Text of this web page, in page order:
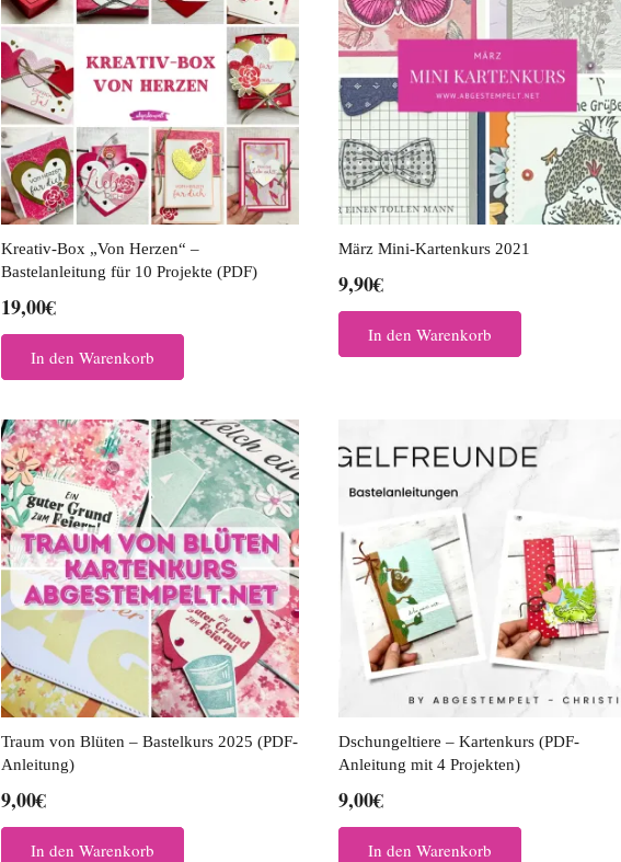
Kreativ-Box „Von Herzen“ –
Bastelanleitung für 10 Projekte (PDF)
19,00€
In den Warenkorb
März Mini-Kartenkurs 2021
9,90€
In den Warenkorb
Traum von Blüten – Bastelkurs 2025 (PDF-
Anleitung)
9,00€
In den Warenkorb
Dschungeltiere – Kartenkurs (PDF-
Anleitung mit 4 Projekten)
9,00€
In den Warenkorb